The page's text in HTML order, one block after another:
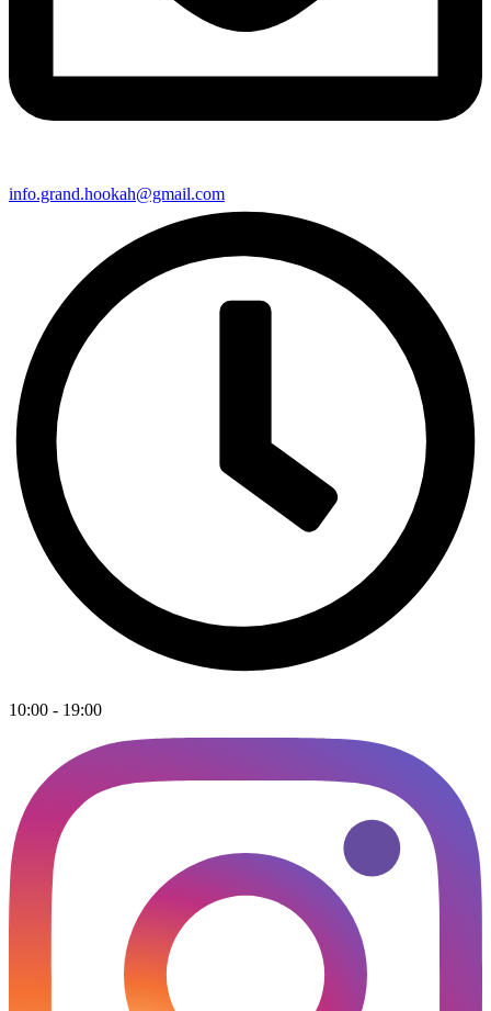
info.grand.hookah@gmail.com
10:00 - 19:00